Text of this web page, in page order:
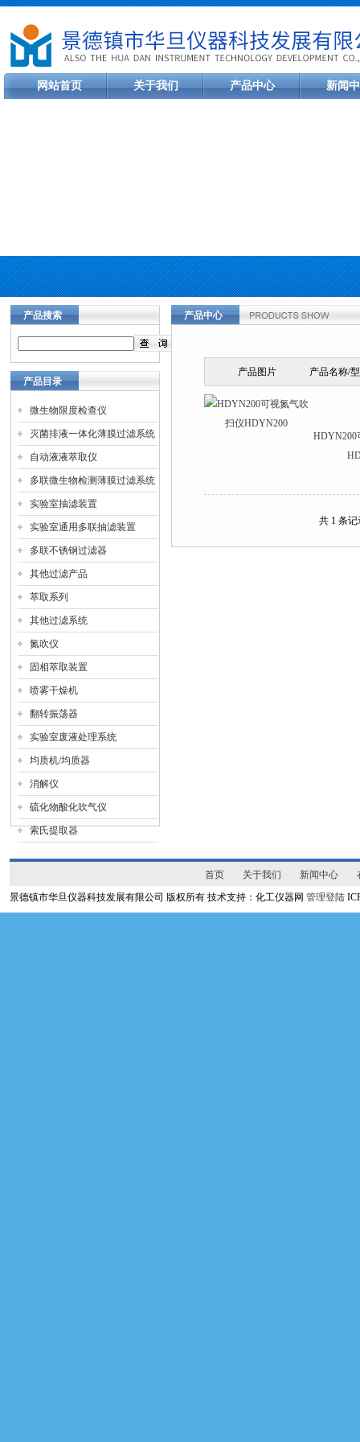
网站首页 关于我们 产品中心 新闻
产品搜索
产品目录
微生物限度检查仪
灭菌排液一体化薄膜过滤系统
自动液液萃取仪
多联微生物检测薄膜过滤系统
实验室抽滤装置
实验室通用多联抽滤装置
多联不锈钢过滤器
其他过滤产品
萃取系列
其他过滤系统
氮吹仪
固相萃取装置
喷雾干燥机
翻转振荡器
实验室废液处理系统
均质机/均质器
消解仪
硫化物酸化吹气仪
索氏提取器
产品中心
产品图片 产品名称/
HDYN200
共 1 条
首页 关于我们 新闻中心
景德镇市华旦仪器科技发展有限公司 版权所有 技术支持：化工仪器网 管理登陆